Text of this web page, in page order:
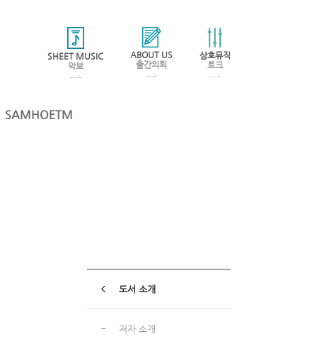
SHEET MUSIC
악보
ABOUT US
출간의뢰
삼호뮤직
토크
SAMHOETM
도서 소개
저자 소개